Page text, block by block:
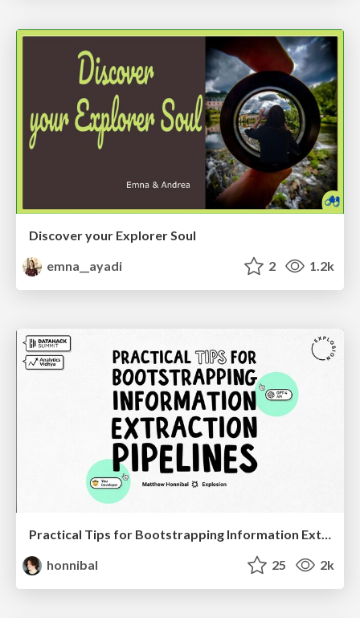
Discover your Explorer Soul
emna__ayadi
2 1.2k
Practical Tips for Bootstrapping Information Extraction Pipelines
honnibal
25 2k